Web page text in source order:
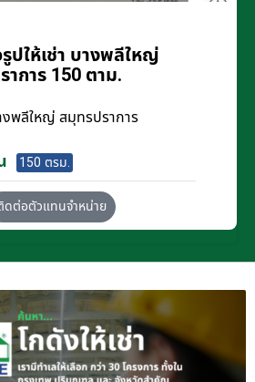
รูปให้เช่า บางพลีใหญ่
การ 150 ตาม.
งพลีใหญ่ สมุทรปราการ
150 ตรม.
ดต่อตัวแทนจำหน่าย